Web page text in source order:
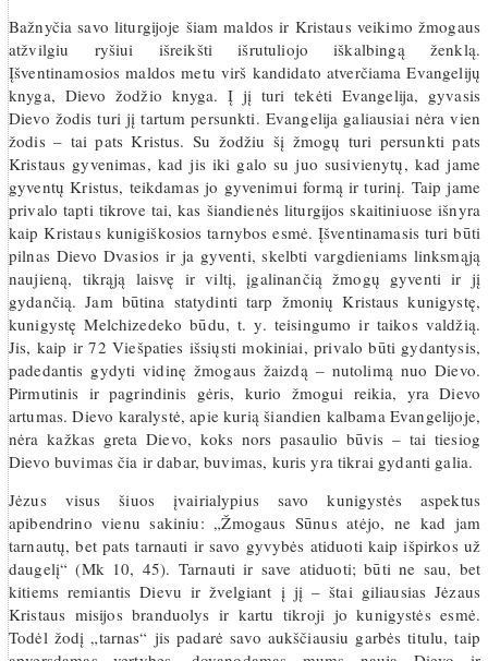
Bažnyčia savo liturgijoje šiam maldos ir Kristaus veikimo žmogaus
atžvilgiu ryšiui išreikšti išrutuliojo iškalbingą ženklą.
Įšventinamosios maldos metu virš kandidato atverčiama Evangelijų
knyga, Dievo žodžio knyga. Į jį turi tekėti Evangelija, gyvasis
Dievo žodis turi jį tartum persunkti. Evangelija galiausiai nėra vien
žodis – tai pats Kristus. Su žodžiu šį žmogų turi persunkti pats
Kristaus gyvenimas, kad jis iki galo su juo susivienytų, kad jame
gyventų Kristus, teikdamas jo gyvenimui formą ir turinį. Taip jame
privalo tapti tikrove tai, kas šiandienės liturgijos skaitiniuose išnyra
kaip Kristaus kunigiškosios tarnybos esmė. Įšventinamasis turi būti
pilnas Dievo Dvasios ir ja gyventi, skelbti vargdieniams linksmąją
naujieną, tikrąją laisvę ir viltį, įgalinančią žmogų gyventi ir jį
gydančią. Jam būtina statydinti tarp žmonių Kristaus kunigystę,
kunigystę Melchizedeko būdu, t. y. teisingumo ir taikos valdžią.
Jis, kaip ir 72 Viešpaties išsiųsti mokiniai, privalo būti gydantysis,
padedantis gydyti vidinę žmogaus žaizdą – nutolimą nuo Dievo.
Pirmutinis ir pagrindinis gėris, kurio žmogui reikia, yra Dievo
artumas. Dievo karalystė, apie kurią šiandien kalbama Evangelijoje,
nėra kažkas greta Dievo, koks nors pasaulio būvis – tai tiesiog
Dievo buvimas čia ir dabar, buvimas, kuris yra tikrai gydanti galia.
Jėzus visus šiuos įvairialypius savo kunigystės aspektus
apibendrino vienu sakiniu: „Žmogaus Sūnus atėjo, ne kad jam
tarnautų, bet pats tarnauti ir savo gyvybės atiduoti kaip išpirkos už
daugelį“ (Mk 10, 45). Tarnauti ir save atiduoti; būti ne sau, bet
kitiems remiantis Dievu ir žvelgiant į jį – štai giliausias Jėzaus
Kristaus misijos branduolys ir kartu tikroji jo kunigystės esmė.
Todėl žodį „tarnas“ jis padarė savo aukščiausiu garbės titulu, taip